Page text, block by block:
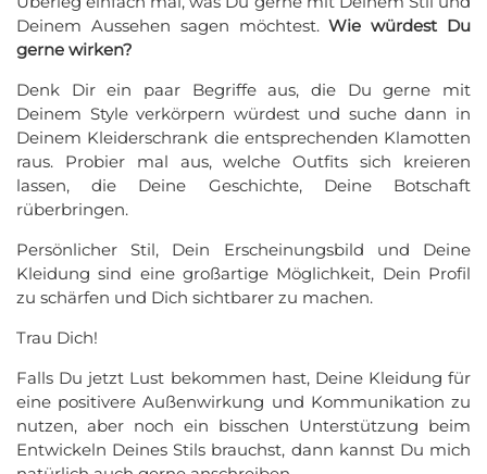
Deinem Aussehen sagen möchtest.Wie würdest Du
gerne wirken?
Denk Dir ein paar Begriffe aus, die Du gerne mit
Deinem Style verkörpern würdest und suche dann in
Deinem Kleiderschrank die entsprechenden Klamotten
raus. Probier mal aus, welche Outfits sich kreieren
lassen, die Deine Geschichte, Deine Botschaft
rüberbringen.
Persönlicher Stil, Dein Erscheinungsbild und Deine
Kleidung sind eine großartige Möglichkeit, Dein Profil
zu schärfen und Dich sichtbarer zu machen.
Trau Dich!
Falls Du jetzt Lust bekommen hast, Deine Kleidung für
eine positivere Außenwirkung und Kommunikation zu
nutzen, aber noch ein bisschen Unterstützung beim
Entwickeln Deines Stils brauchst, dann kannst Du mich